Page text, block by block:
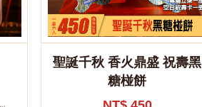
聖誕千秋 香火鼎盛 祝壽黑
糖椪餅